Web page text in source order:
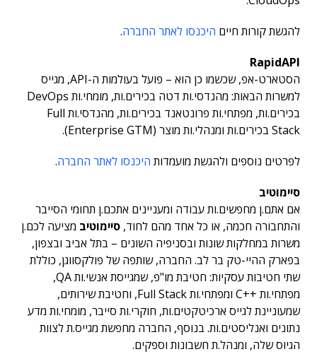
להגשת קורות חיים היכנסו לאתר החברה.
RapidAPI
הסטארט-אפ, שכשמו כן הוא – פועל בעולמות ה-API, מגייס
למשרות הבאות: מהנדסי.ות דטה בכירים.ות, מומחי.ות DevOps
בכירים.ות, מפתחי.ות פרונטאנד בכירים.ות, מהנדסי.ות Full
Stack בכירים.ות ומנהלי.ות מוצר (Enterprise GTM).
לפרטים נוספים ולהגשת מועמדות היכנסו לאתר החברה.
סיימוטיב
אם אתם.ן מחפשים.ות עבודה ומעניינים אתכם.ן תחומי הסייבר
והתחבורה חכמה, או כל אחד מהם לחוד, סיימוטיב מציעה לכם.ן
משרות במחלקות שונות ובסניפיה השונים – בתל אביב ובצפון,
בפארק ההיי-טק בר לב. החברה, שותפה של פולקסווגן, כוללת
שתי חטיבות עסקיות: חטיבת מו"פ, שמגייסת אנשי.ות QA,
מפתחי.ות ++C ומפתחי.ות Full Stack, וחטיבת שירותים,
שמעוניינת לגייס ארכיטקטים.ות, חוקרי.ות סייבר, מומחי.ות מדע
נתונים ואנליסטים.ות. בנוסף, החברה מחפשת מגייס.ת לצוות
הגיוס שלה, ומנהל.ת חשבונות וספקים.